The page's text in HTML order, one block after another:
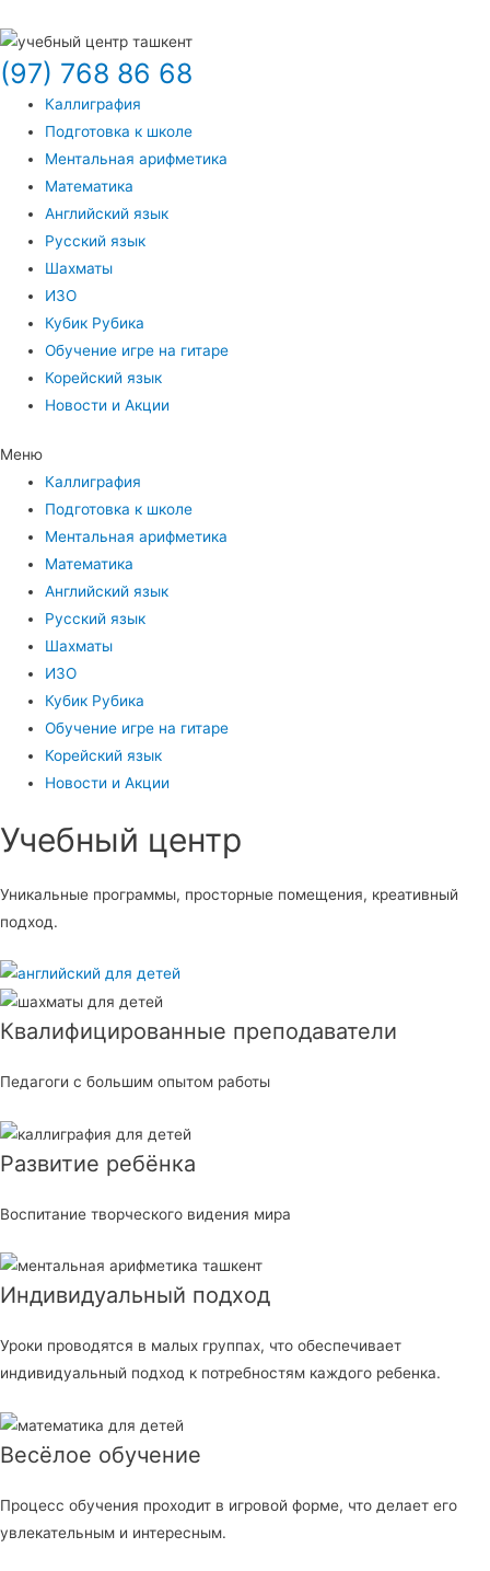
(97) 768 86 68
Каллиграфия
Подготовка к школе
Ментальная арифметика
Математика
Английский язык
Русский язык
Шахматы
ИЗО
Кубик Рубика
Обучение игре на гитаре
Корейский язык
Новости и Акции
Меню
Каллиграфия
Подготовка к школе
Ментальная арифметика
Математика
Английский язык
Русский язык
Шахматы
ИЗО
Кубик Рубика
Обучение игре на гитаре
Корейский язык
Новости и Акции
Учебный центр​
Уникальные программы, просторные помещения, креативный
подход.
Квалифицированные преподаватели
Педагоги с большим опытом работы
Развитие ребёнка
Воспитание творческого видения мира
Индивидуальный подход
Уроки проводятся в малых группах, что обеспечивает
индивидуальный подход к потребностям каждого ребенка.
Весёлое обучение
Процесс обучения проходит в игровой форме, что делает его
увлекательным и интересным.